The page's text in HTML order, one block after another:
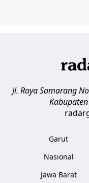
Jl. Raya Samarang
Garut
Nasional
Jawa Barat